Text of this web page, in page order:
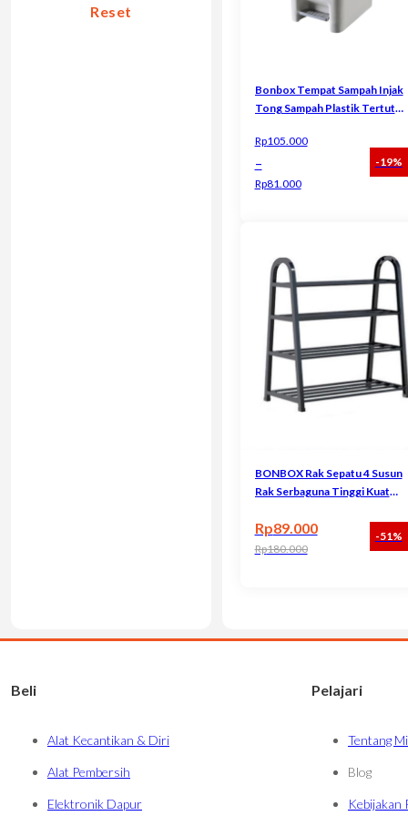
Reset
Bonbox Tempat Sampah Injak
Tong Sampah Plastik Tertutup
Rp81.000
–
Rp105.000
-19%
BONBOX Rak Sepatu 4 Susun
Rak Serbaguna Tinggi Kuat
Rp180.000
Rp89.000 -51%
Beli
Alat Kecantikan & Diri
Alat Pembersih
Elektronik Dapur
Pelajari
Tentang
Blog
Kebijakan